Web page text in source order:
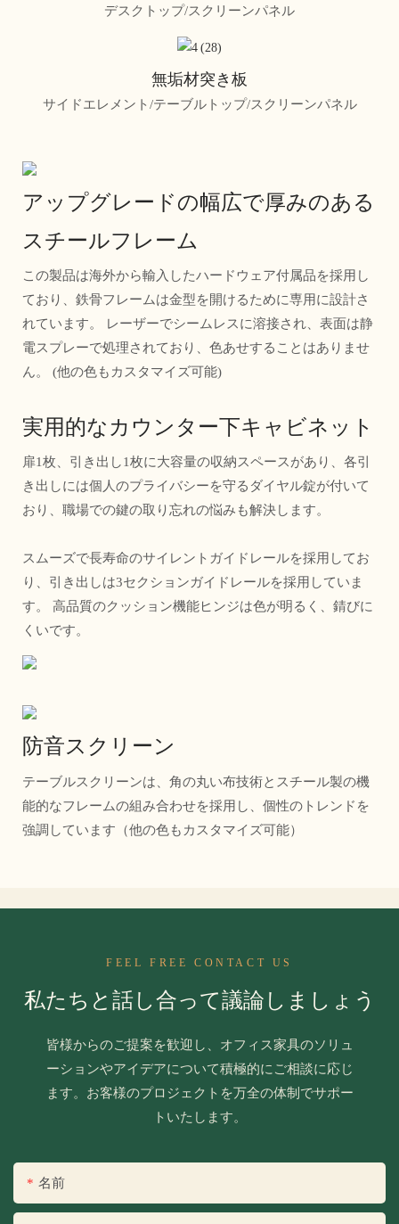
デスクトップ/スクリーンパネル
無垢材突き板
サイドエレメント/テーブルトップ/スクリーンパネル
アップグレードの幅広で厚みのある
スチールフレーム
この製品は海外から輸入したハードウェア付属品を採用し
ており、鉄骨フレームは金型を開けるために専用に設計さ
れています。 レーザーでシームレスに溶接され、表面は静
電スプレーで処理されており、色あせすることはありませ
ん。 (他の色もカスタマイズ可能)
実用的なカウンター下キャビネット
扉1枚、引き出し1枚に大容量の収納スペースがあり、各引
き出しには個人のプライバシーを守るダイヤル錠が付いて
おり、職場での鍵の取り忘れの悩みも解決します。
スムーズで長寿命のサイレントガイドレールを採用してお
り、引き出しは3セクションガイドレールを採用していま
す。 高品質のクッション機能ヒンジは色が明るく、錆びに
くいです。
防音スクリーン
テーブルスクリーンは、角の丸い布技術とスチール製の機
能的なフレームの組み合わせを採用し、個性のトレンドを
強調しています（他の色もカスタマイズ可能）
FEEL FREE CONTACT US
私たちと話し合って議論しましょう
皆様からのご提案を歓迎し、オフィス家具のソリュ
ーションやアイデアについて積極的にご相談に応じ
ます。お客様のプロジェクトを万全の体制でサポー
トいたします。
名前